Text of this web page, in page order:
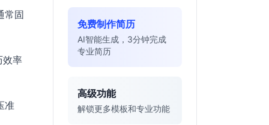
常固
效率
准
免费制作简历
AI智能生成，3分钟完成
专业简历
高级功能
解锁更多模板和专业功能